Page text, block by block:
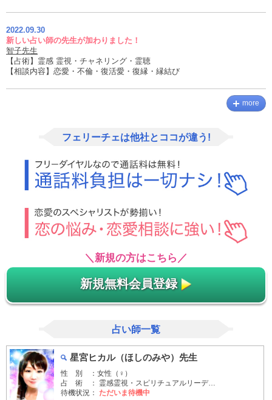
2022.09.30
新しい占い師の先生が加わりました！
智子先生
【占術】霊感 霊視・チャネリング・霊聴
【相談内容】恋愛・不倫・復活愛・復縁・縁結び
more
フェリーチェは他社とココが違う!
＼新規の方はこちら／
新規無料会員登録
占い師一覧
星宮ヒカル（ほしのみや）先生
性 別 ：女性（♀）
占 術 ： 霊感霊視・スピリチュアルリーデ…
待機状況： ただいま待機中